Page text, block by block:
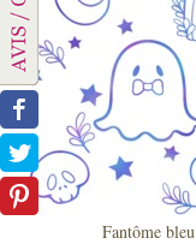
Fantôme bleu